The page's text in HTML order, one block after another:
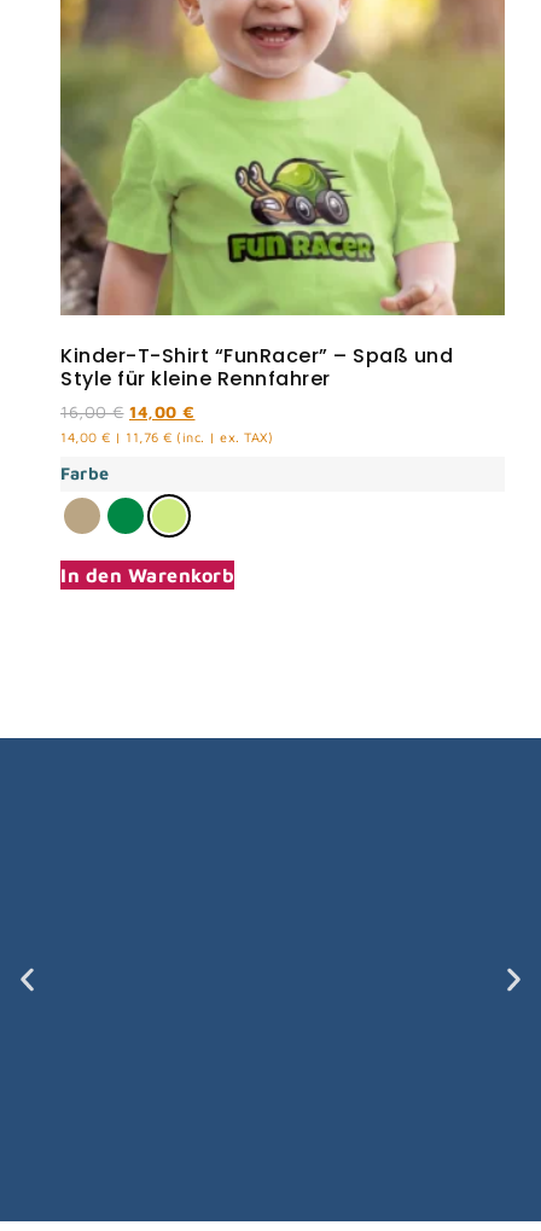
Kinder-T-Shirt “FunRacer” – Spaß und
Style für kleine Rennfahrer
16,00€ 14,00 €
14,00 € | 11,76 € (inc. | ex. TAX)
Farbe
In den Warenkorb